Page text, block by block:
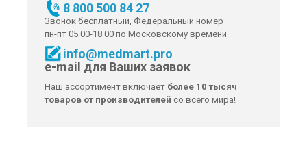
8 800 500 84 27
Звонок бесплатный, Федеральный номер
пн-пт 05.00-18.00 по Московскому времени
info@medmart.pro
e-mail для Ваших заявок
Наш ассортимент включает более 10 тысяч
товаров от производителей со всего мира!